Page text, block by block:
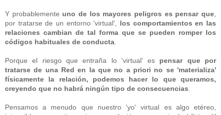
Y probablemente uno de los mayores peligros es pensar que,
por tratarse de un entorno 'virtual', los comportamientos en las
relaciones cambian de tal forma que se pueden romper los
códigos habituales de conducta.
Porque el riesgo que entraña lo 'virtual' es pensar que por
tratarse de una Red en la que no a priori no se 'materializa'
físicamente la relación, podemos hacer lo que queramos,
creyendo que no habrá ningún tipo de consecuencias.
Pensamos a menudo que nuestro 'yo' virtual es algo etéreo,